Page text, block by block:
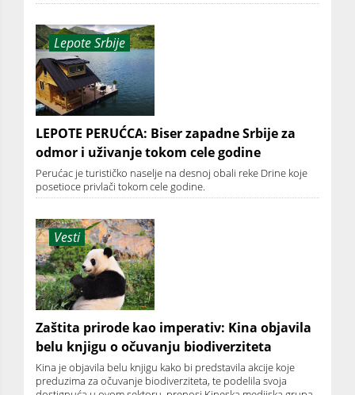
Lepote Srbije
LEPOTE PERUĆCA: Biser zapadne Srbije za
odmor i uživanje tokom cele godine
Perućac je turističko naselje na desnoj obali reke Drine koje
posetioce privlači tokom cele godine.
Vesti
Zaštita prirode kao imperativ: Kina objavila
belu knjigu o očuvanju biodiverziteta
Kina je objavila belu knjigu kako bi predstavila akcije koje
preduzima za očuvanje biodiverziteta, te podelila svoja